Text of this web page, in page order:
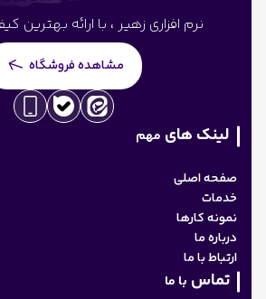
نرم افزاری زهیر ، با ارائه بهترین
مشاهده فروشگاه
لینک های مهم
صفحه اصلی
خدمات
نمونه کارها
درباره ما
ارتباط با ما
تماس با ما